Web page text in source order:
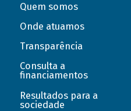
Quem somos
Onde atuamos
Transparência
Consulta a
financiamentos
Resultados para a
sociedade